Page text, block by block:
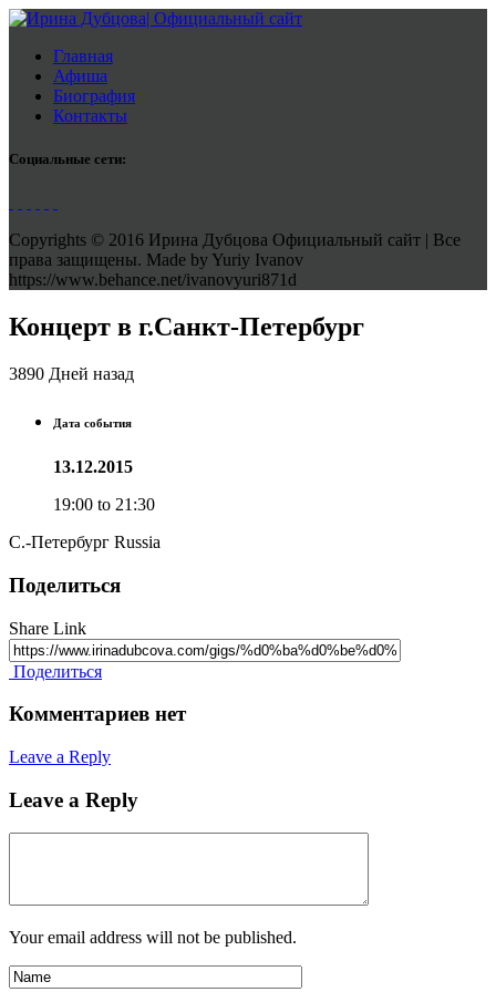
Главная
Афиша
Биография
Контакты
Социальные сети:
Copyrights © 2016 Ирина Дубцова Официальный сайт | Все
права защищены. Made by Yuriy Ivanov
https://www.behance.net/ivanovyuri871d
Концерт в г.Санкт-Петербург
3890 Дней назад
Дата события
13.12.2015
19:00 to 21:30
С.-Петербург Russia
Поделиться
Share Link
Поделиться
Комментариев нет
Leave a Reply
Leave a Reply
Your email address will not be published.